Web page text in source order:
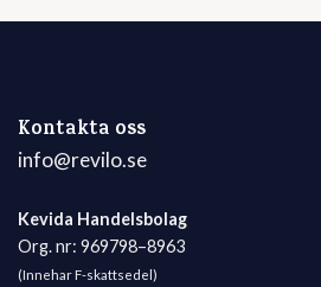
Kontakta oss
info@revilo.se
Kevida Handelsbolag
Org. nr: 969798–8963
(Innehar F-skattsedel)